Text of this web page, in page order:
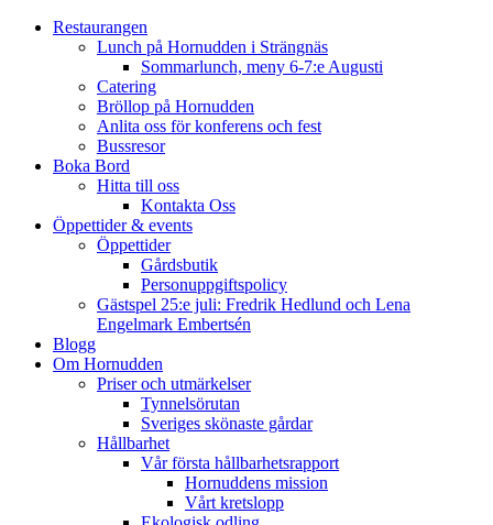
Restaurangen
Lunch på Hornudden i Strängnäs
Sommarlunch, meny 6-7:e Augusti
Catering
Bröllop på Hornudden
Anlita oss för konferens och fest
Bussresor
Boka Bord
Hitta till oss
Kontakta Oss
Öppettider & events
Öppettider
Gårdsbutik
Personuppgiftspolicy
Gästspel 25:e juli: Fredrik Hedlund och Lena
Engelmark Embertsén
Blogg
Om Hornudden
Priser och utmärkelser
Tynnelsörutan
Sveriges skönaste gårdar
Hållbarhet
Vår första hållbarhetsrapport
Hornuddens mission
Vårt kretslopp